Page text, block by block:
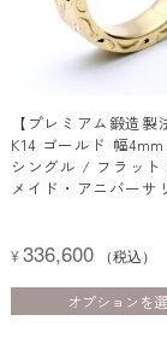
【プレミアム鍛造製
K14 ゴールド 幅
シングル / フラット
メイド・アニバーサ
¥336,600 （税込）
オプションを